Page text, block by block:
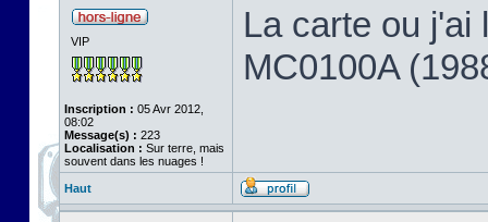
VIP
Inscription : 05 Avr 2012,
08:02
Message(s) : 223
Localisation : Sur terre, mais
souvent dans les nuages !
La carte ou j'ai
MC0100A
Haut